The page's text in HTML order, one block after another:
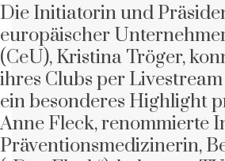
Die Initiatorin und
europäischer
(CeU), Kristina Tröger,
ihres Clubs per
ein besonderes Highlight
Anne Fleck, renommierte
Präventionsmedizinerin,